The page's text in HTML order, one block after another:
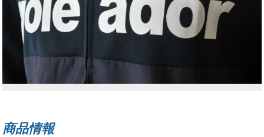
商品情報